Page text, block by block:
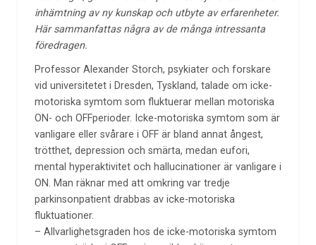
inhämtning av ny kunskap och utbyte av erfarenheter.
Här sammanfattas några av de många intressanta
föredragen.
Professor Alexander Storch, psykiater och forskare
vid universitetet i Dresden, Tyskland, talade om icke-
motoriska symtom som fluktuerar mellan motoriska
ON- och OFFperioder. Icke-motoriska symtom som är
vanligare eller svårare i OFF är bland annat ångest,
trötthet, depression och smärta, medan eufori,
mental hyperaktivitet och hallucinationer är vanligare i
ON. Man räknar med att omkring var tredje
parkinsonpatient drabbas av icke-motoriska
fluktuationer.
– Allvarlighetsgraden hos de icke-motoriska symtom